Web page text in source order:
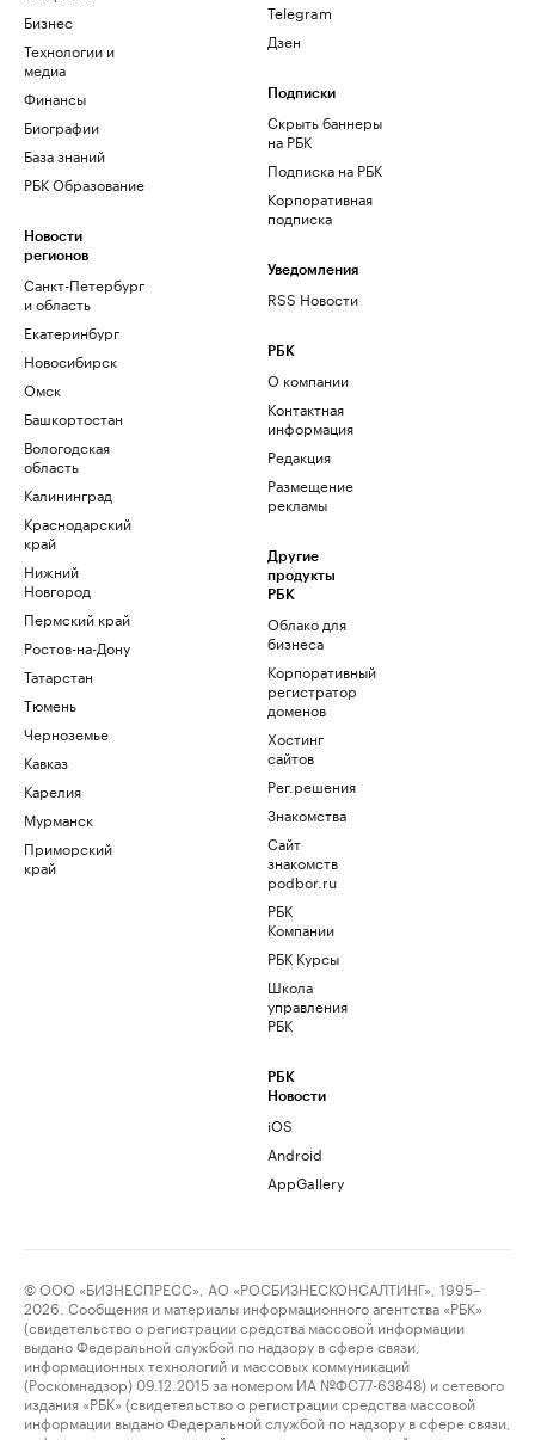
Бизнес
Технологии и
медиа
Финансы
Биографии
База знаний
РБК Образование
Новости
регионов
Санкт-Петербург
и область
Екатеринбург
Новосибирск
Омск
Башкортостан
Вологодская
область
Калининград
Краснодарский
край
Нижний
Новгород
Пермский край
Ростов-на-Дону
Татарстан
Тюмень
Черноземье
Кавказ
Карелия
Мурманск
Приморский
край
Telegram
Дзен
Подписки
Скрыть баннеры
на РБК
Подписка на РБК
Корпоративная
подписка
Уведомления
RSS Новости
РБК
О компании
Контактная
информация
Редакция
Размещение
рекламы
Другие
продукты
РБК
Облако для
бизнеса
Корпоративный
регистратор
доменов
Хостинг
сайтов
Рег.решения
Знакомства
Сайт
знакомств
podbor.ru
РБК
Компании
РБК Курсы
Школа
управления
РБК
РБК
Новости
iOS
Android
AppGallery
© ООО «БИЗНЕСПРЕСС», АО «РОСБИЗНЕСКОНСАЛТИНГ», 1995–
2026. Сообщения и материалы информационного агентства «РБК»
(свидетельство о регистрации средства массовой информации
выдано Федеральной службой по надзору в сфере связи,
информационных технологий и массовых коммуникаций
(Роскомнадзор) 09.12.2015 за номером ИА №ФС77-63848) и сетевого
издания «РБК» (свидетельство о регистрации средства массовой
информации выдано Федеральной службой по надзору в сфере связи,